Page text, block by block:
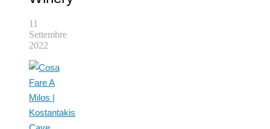
11
Settembre
2022